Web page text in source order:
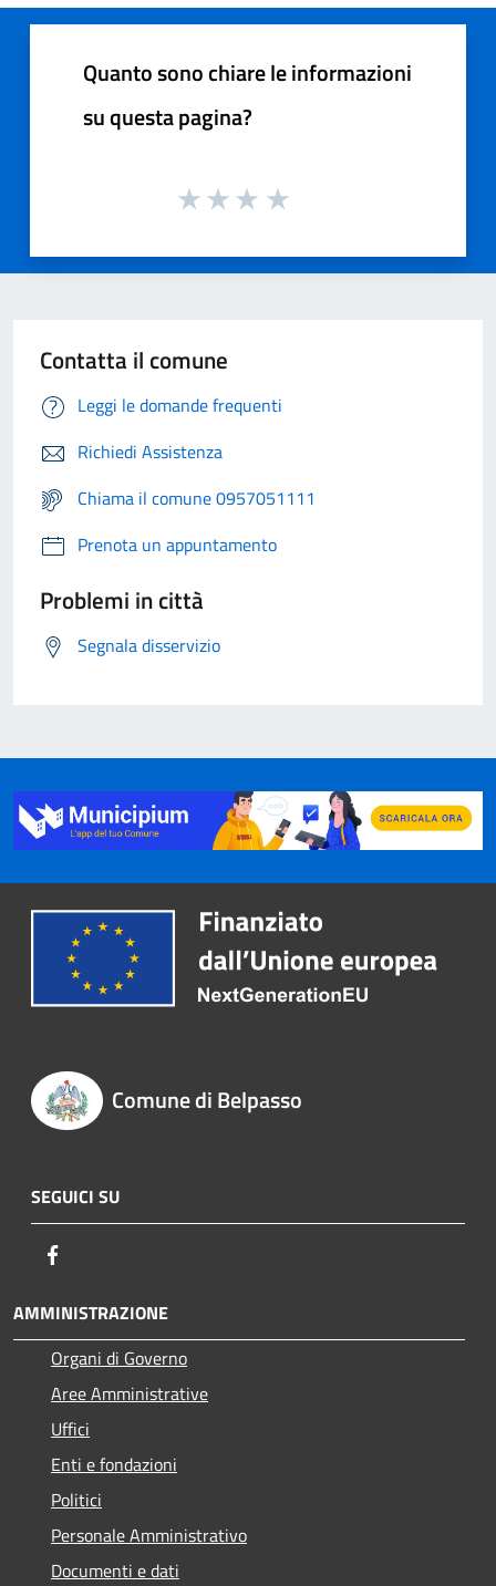
Quanto sono chiare le informazioni
su questa pagina?
Contatta il comune
Leggi le domande frequenti
Richiedi Assistenza
Chiama il comune 0957051111
Prenota un appuntamento
Problemi in città
Segnala disservizio
Comune di Belpasso
SEGUICI SU
AMMINISTRAZIONE
Organi di Governo
Aree Amministrative
Uffici
Enti e fondazioni
Politici
Personale Amministrativo
Documenti e dati